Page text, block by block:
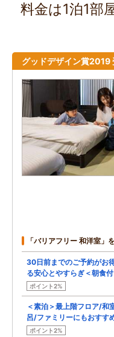
料金は1泊1部
グッドデザイン賞2019
「バリアフリー 和洋室」
30日前までのご予約がお
る安心とやすらぎ＜朝食付
ポイント2%
＜素泊＞最上階フロア/和
呂/ファミリーにもおすす
ポイント2%